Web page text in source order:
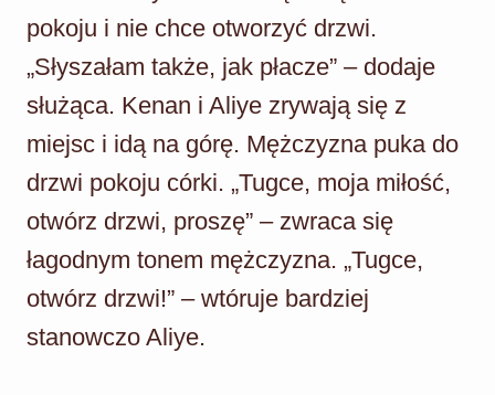
pokoju i nie chce otworzyć drzwi.
„Słyszałam także, jak płacze” – dodaje
służąca. Kenan i Aliye zrywają się z
miejsc i idą na górę. Mężczyzna puka do
drzwi pokoju córki. „Tugce, moja miłość,
otwórz drzwi, proszę” – zwraca się
łagodnym tonem mężczyzna. „Tugce,
otwórz drzwi!” – wtóruje bardziej
stanowczo Aliye.